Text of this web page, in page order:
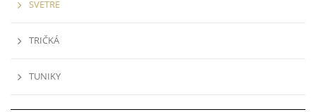
SVETRE
TRIČKÁ
TUNIKY